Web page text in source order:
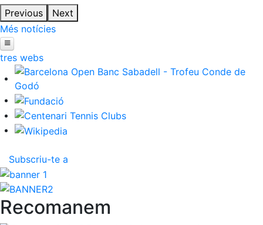
Previous
Next
Més notícies
Inici
Àrea social
Restaurants Patrocini
Inscripcions
webs
Subscriu-te a
Recomanem